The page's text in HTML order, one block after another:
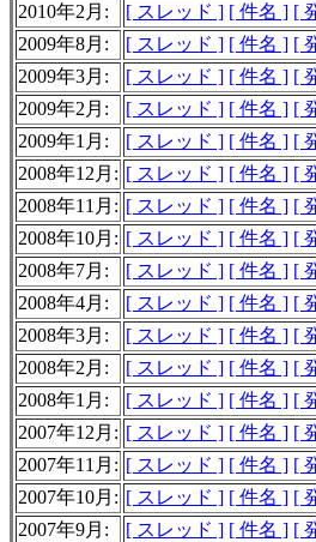
2010年2月:
[ スレッド ] [ 件名 ] [
2009年8月:
[ スレッド ] [ 件名 ] [
2009年3月:
[ スレッド ] [ 件名 ] [
2009年2月:
[ スレッド ] [ 件名 ] [
2009年1月:
[ スレッド ] [ 件名 ] [
2008年12月: [ スレッド ] [ 件名 ] [
2008年11月: [ スレッド ] [ 件名 ] [
2008年10月: [ スレッド ] [ 件名 ] [
2008年7月:
[ スレッド ] [ 件名 ] [
2008年4月:
[ スレッド ] [ 件名 ] [
2008年3月:
[ スレッド ] [ 件名 ] [
2008年2月:
[ スレッド ] [ 件名 ] [
2008年1月:
[ スレッド ] [ 件名 ] [
2007年12月: [ スレッド ] [ 件名 ] [
2007年11月: [ スレッド ] [ 件名 ] [
2007年10月: [ スレッド ] [ 件名 ] [
2007年9月:
[ スレッド ] [ 件名 ] [